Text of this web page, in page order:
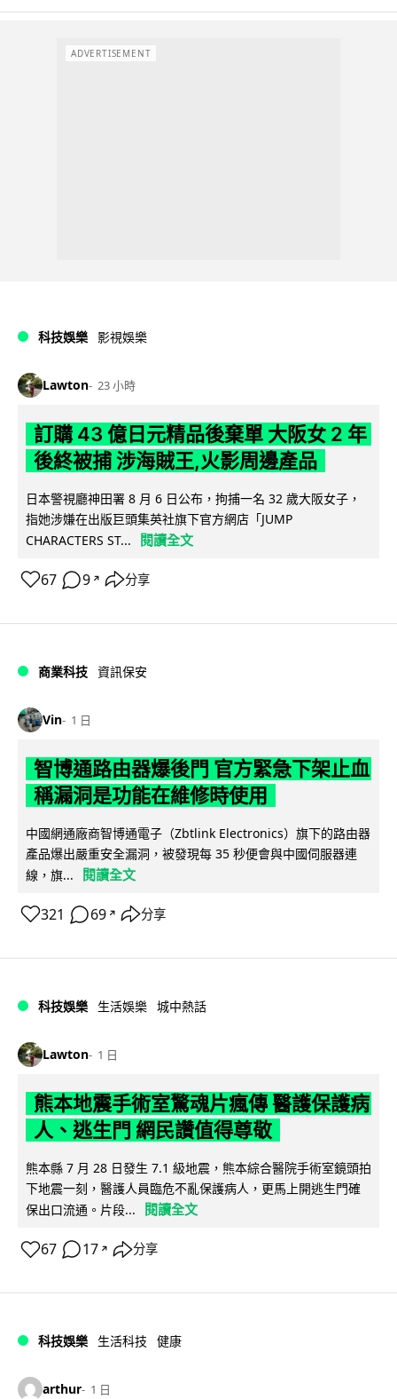
ADVERTISEMENT
科技娛樂 影視娛樂
Lawton 23 小時
訂購 43 億日元精品後棄單 大阪女 2 年
後終被捕 涉海賊王,火影周邊產品
日本警視廳神田署 8 月 6 日公布，拘捕一名 32 歲大阪女子，
指她涉嫌在出版巨頭集英社旗下官方網店「JUMP
CHARACTERS ST...
閱讀全文
67 9 ↗ 分享
商業科技 資訊保安
Vin 1 日
智博通路由器爆後門 官方緊急下架止血
稱漏洞是功能在維修時使用
中國網通廠商智博通電子（Zbtlink Electronics）旗下的路由器
產品爆出嚴重安全漏洞，被發現每 35 秒便會與中國伺服器連
線，旗...
閱讀全文
321 69 ↗ 分享
科技娛樂 生活娛樂 城中熱話
Lawton 1 日
熊本地震手術室驚魂片瘋傳 醫護保護病
人、逃生門 網民讚值得尊敬
熊本縣 7 月 28 日發生 7.1 級地震，熊本綜合醫院手術室鏡頭拍
下地震一刻，醫護人員臨危不亂保護病人，更馬上開逃生門確
保出口流通。片段...
閱讀全文
67 17 ↗ 分享
科技娛樂 生活科技 健康
arthur 1 日